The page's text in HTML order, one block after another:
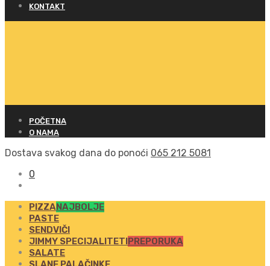
KONTAKT
POČETNA
O NAMA
Dostava svakog dana do ponoći 065 212 5081
0
PIZZANAJBOLJE
PASTE
SENDVIČI
JIMMY SPECIJALITETIPREPORUKA
SALATE